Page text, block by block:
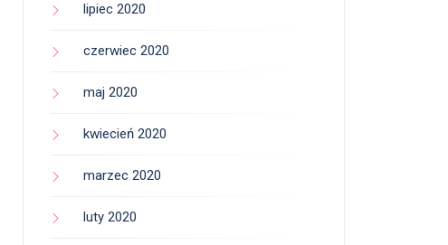
lipiec 2020
czerwiec 2020
maj 2020
kwiecień 2020
marzec 2020
luty 2020